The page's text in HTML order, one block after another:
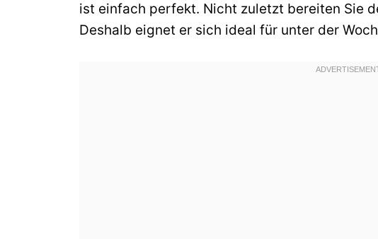
ist einfach perfekt. Nicht zuletzt bereiten Sie
Deshalb eignet er sich ideal für unter der